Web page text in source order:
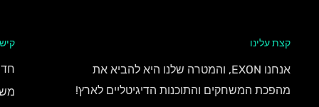
קצת עלינו
אנחנו EXON, והמטרה שלנו היא להביא את
מהפכת המשחקים והתוכנות הדיגיטליים לארץ!